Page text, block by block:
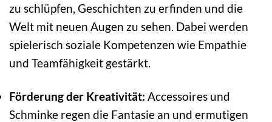
zu schlüpfen, Geschichten zu erfinden und die
Welt mit neuen Augen zu sehen. Dabei werden
spielerisch soziale Kompetenzen wie Empathie
und Teamfähigkeit gestärkt.
Förderung der Kreativität: Accessoires und
Schminke regen die Fantasie an und ermutigen